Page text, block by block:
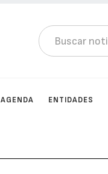
AGENDA ENTIDADES